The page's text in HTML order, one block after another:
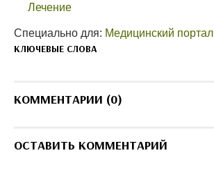
Лечение
Специально для: Медицинский портал
КЛЮЧЕВЫЕ СЛОВА
КОММЕНТАРИИ (0)
ОСТАВИТЬ КОММЕНТАРИЙ